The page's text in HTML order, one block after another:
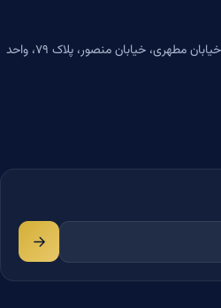
تهران، خیابان ولیعصر، ابتدای خیابان مطهری، خیابان منصور، پلاک ۷۹، واحد